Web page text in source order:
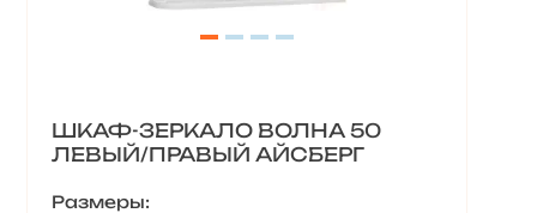
ШКАФ-ЗЕРКАЛО ВОЛНА 50
ЛЕВЫЙ/ПРАВЫЙ АЙСБЕРГ
Размеры: